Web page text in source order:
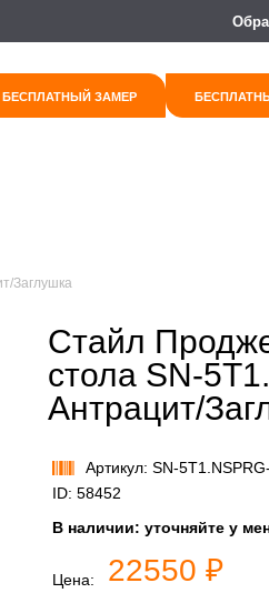
БЕСПЛАТНЫЙ ЗАМЕР
Заглушка
Стайл
стола SN-
Антрацит/
Артикул: SN-
ID: 58452
В наличии:уточняйте у
Цена: 22550 ₽